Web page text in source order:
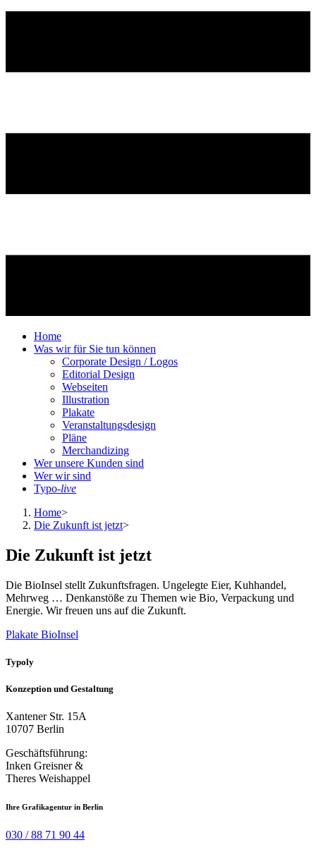
Home
Was wir für Sie tun können
Corporate Design / Logos
Editorial Design
Webseiten
Illustration
Plakate
Veranstaltungsdesign
Pläne
Merchandizing
Wer unsere Kunden sind
Wer wir sind
Typo-live
Home>
Die Zukunft ist jetzt>
Die Zukunft ist jetzt
Die BioInsel stellt Zukunftsfragen. Ungelegte Eier, Kuhhandel,
Mehrweg … Denkanstöße zu Themen wie Bio, Verpackung und
Energie. Wir freuen uns auf die Zukunft.
Plakate BioInsel
Typoly
Konzeption und Gestaltung
Xantener Str. 15A
10707 Berlin
Geschäftsführung:
Inken Greisner &
Theres Weishappel
Ihre Grafikagentur in Berlin
030 / 88 71 90 44